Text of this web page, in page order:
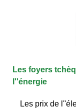
Les foyers
l''énergie
Les prix de